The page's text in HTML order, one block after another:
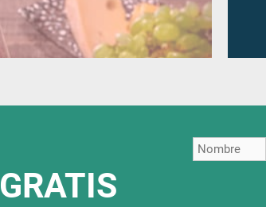
GRATIS